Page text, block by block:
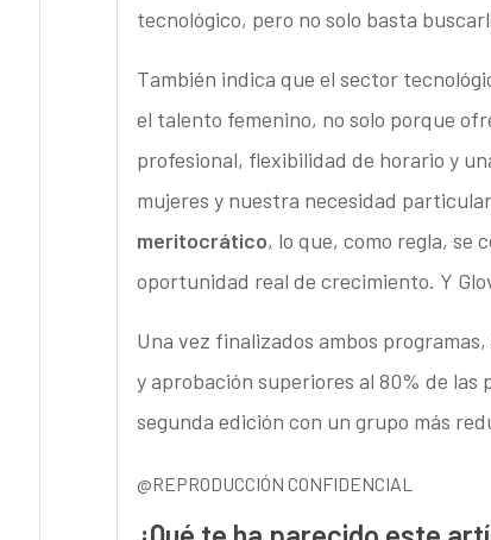
tecnológico, pero no solo basta
También indica que el sector
el talento femenino, no solo porque
profesional, flexibilidad de horario y
mujeres y nuestra necesidad
meritocrático, lo que, como regla, se
oportunidad real de crecimiento. Y
Una vez finalizados ambos
y aprobación superiores al 80% de
segunda edición con un grupo más
@REPRODUCCIÓN CONFIDENCIAL